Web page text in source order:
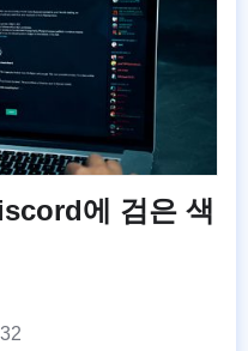
에 검은 색